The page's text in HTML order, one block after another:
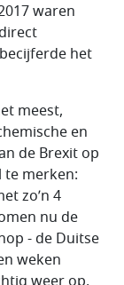
waren
het
meest,
en
de Brexit op
te merken:
zo’n 4
nu de
- de Duitse
weken